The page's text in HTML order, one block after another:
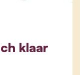
klaar